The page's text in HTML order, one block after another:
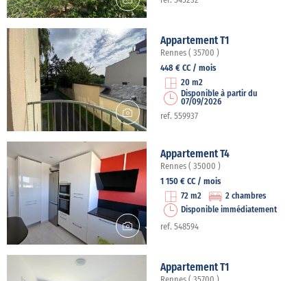
Appartement T1
Rennes ( 35700 )
448 € CC / mois
20 m2
Disponible à partir du
07/09/2026
ref. 559937
Appartement T4
Rennes ( 35000 )
1 150 € CC / mois
72 m2
2 chambres
Disponible immédiatement
ref. 548594
Appartement T1